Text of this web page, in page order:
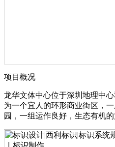
项目概况
龙华文体中心位于深圳地理中
为一个宜人的环形商业街区，
园，一组运作良好，生态有机的